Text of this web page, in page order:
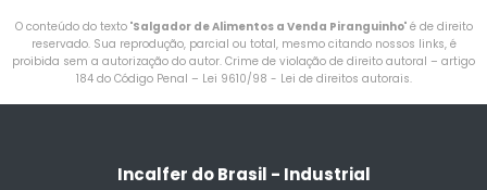
O conteúdo do texto "Salgador de Alimentos a Venda Piranguinho" é de direito
reservado. Sua reprodução, parcial ou total, mesmo citando nossos links, é
proibida sem a autorização do autor. Crime de violação de direito autoral – artigo
184 do Código Penal – Lei 9610/98 - Lei de direitos autorais.
Incalfer do Brasil - Industrial